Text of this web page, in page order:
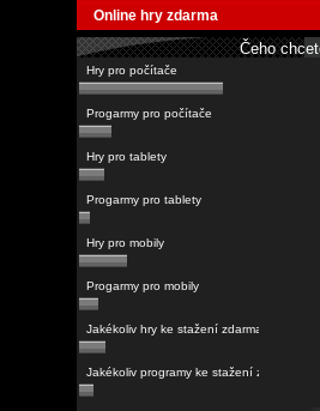
Online hry zdarma
Čeho